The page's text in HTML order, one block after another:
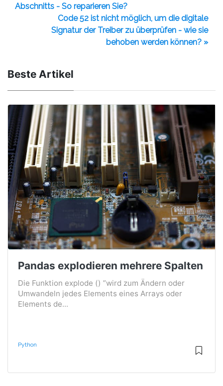
Abschnitts - So reparieren Sie?
Code 52 ist nicht möglich, um die digitale
Signatur der Treiber zu überprüfen - wie sie
behoben werden können? »
Beste Artikel
Pandas explodieren mehrere Spalten
Die Funktion explode () ”wird zum Ändern oder
Umwandeln jedes Elements eines Arrays oder
Elements de...
Python